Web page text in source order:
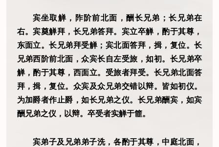
宾坐取觯，阼阶前北面，酬长兄弟；长兄弟在
右。宾奠觯拜，长兄弟答拜。宾立卒觯，酌于其尊，
东面立。长兄弟拜受觯；宾北面答拜，揖，复位。长
兄弟西阶前北面，众宾长自左受旅，如初。长兄弟卒
觯，酌于其尊，西面立。受旅者拜受。长兄弟北面答
拜，揖，复位。众宾及众兄弟交错以辩。皆如初仪。
为加爵者作止爵，如长兄弟之仪。长兄弟酬宾，如宾
酬兄弟之仪，以辩。卒受者实觯于篚。
宾弟子及兄弟弟子洗，各酌于其尊，中庭北面，